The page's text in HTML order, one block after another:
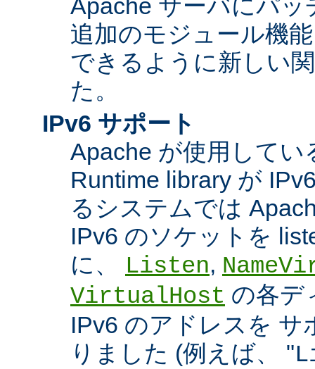
Apache サーバにパ
追加のモジュール機
できるように新しい
た。
IPv6 サポート
Apache が使用してい
Runtime library が
るシステムでは
IPv6 のソケットを
に、
Listen,
VirtualHost の各デ
IPv6 のアドレスを
りました (例えば、 "